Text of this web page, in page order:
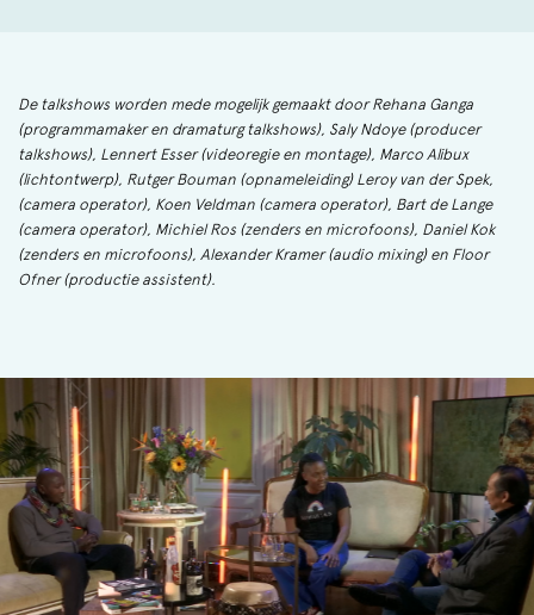
De talkshows worden mede mogelijk gemaakt door Rehana Ganga
(programmamaker en dramaturg talkshows), Saly Ndoye (producer
talkshows), Lennert Esser (videoregie en montage), Marco Alibux
(lichtontwerp), Rutger Bouman (opnameleiding) Leroy van der Spek,
(camera operator), Koen Veldman (camera operator), Bart de Lange
(camera operator), Michiel Ros (zenders en microfoons), Daniel Kok
(zenders en microfoons), Alexander Kramer (audio mixing) en Floor
Ofner (productie assistent).